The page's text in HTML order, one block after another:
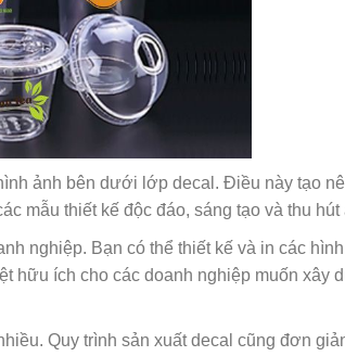
ảnh bên dưới lớp decal. Điều này tạo
mẫu thiết kế độc đáo, sáng tạo và thu hút
nghiệp. Bạn có thể thiết kế và in các
hữu ích cho các doanh nghiệp muốn xây
Quy trình sản xuất decal cũng đơn